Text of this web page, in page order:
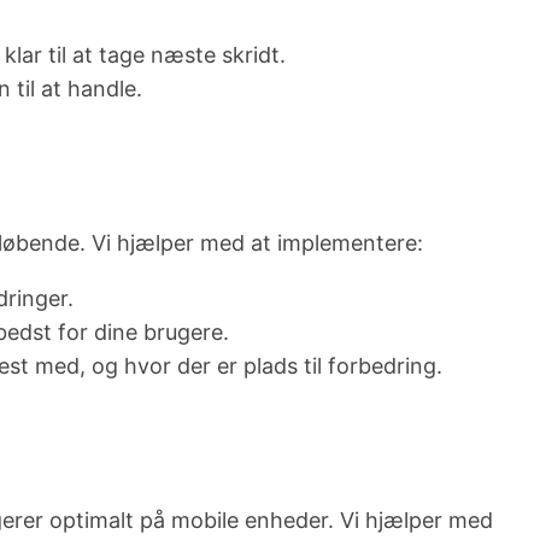
klar til at tage næste skridt.
til at handle.
Vi hjælper med at implementere:
for dine brugere.
med, og hvor der er plads til forbedring.
optimalt på mobile enheder. Vi hjælper med